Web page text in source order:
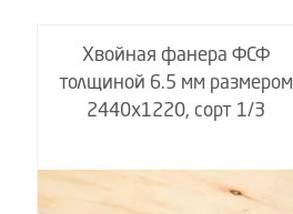
Хвойная фанера ФСФ
толщиной 6.5 мм размером
2440х1220, сорт 1/3